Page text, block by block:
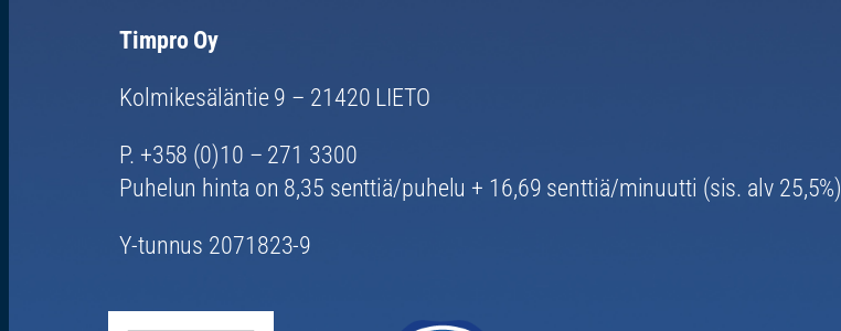
Timpro Oy
Kolmikesäläntie 9 – 21420 LIETO
P. +358 (0)10 – 271 3300
Puhelun hinta on 8,35 senttiä/puhelu + 16,69 senttiä/minuutti (sis. alv 25,5%)
Y-tunnus 2071823-9